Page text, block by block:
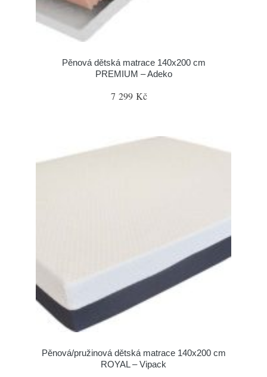
Pěnová dětská matrace 140x200 cm
PREMIUM – Adeko
7 299 Kč
Pěnová/pružinová dětská matrace 140x200 cm
ROYAL – Vipack